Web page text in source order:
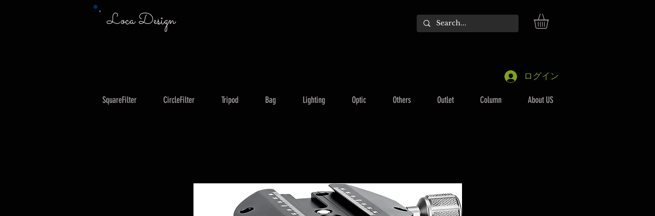
Loca Design
ログイン
SquareFilter CircleFilter Tripod Bag Lighting Optic Others Outlet Column About US